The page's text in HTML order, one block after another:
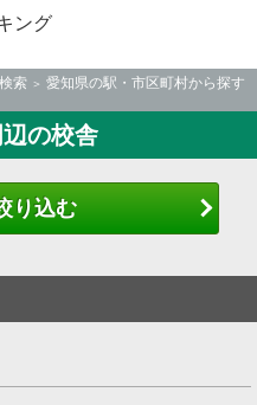
ング
索
愛知県の駅・市区町村から探す
の校舎
り込む